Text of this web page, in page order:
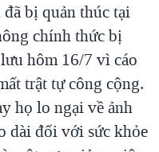
bị quản thúc tại
chính thức bị
hôm 16/7 vì cáo
trật tự công cộng.
họ lo ngại về ảnh
dài đối với sức khỏe